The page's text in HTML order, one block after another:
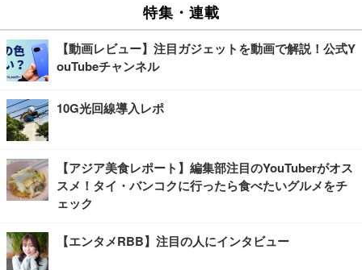
特集・連載
【動画レビュー】注目ガジェットを動画で解説！公式Y
ouTubeチャンネル
10G光回線導入レポ
【アジア美食レポート】編集部注目のYouTuberがオス
スメ！タイ・バンコクに行ったら食べたいグルメをチ
ェック
【エンタメRBB】注目の人にインタビュー